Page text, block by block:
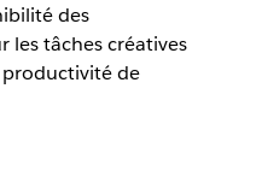
des
les tâches créatives
de